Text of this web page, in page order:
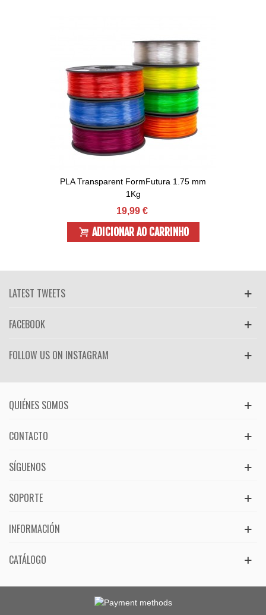
PLA Transparent FormFutura 1.75 mm
1Kg
19,99 €
ADICIONAR AO CARRINHO
LATEST TWEETS
FACEBOOK
FOLLOW US ON INSTAGRAM
QUIÉNES SOMOS
CONTACTO
SÍGUENOS
SOPORTE
INFORMACIÓN
CATÁLOGO